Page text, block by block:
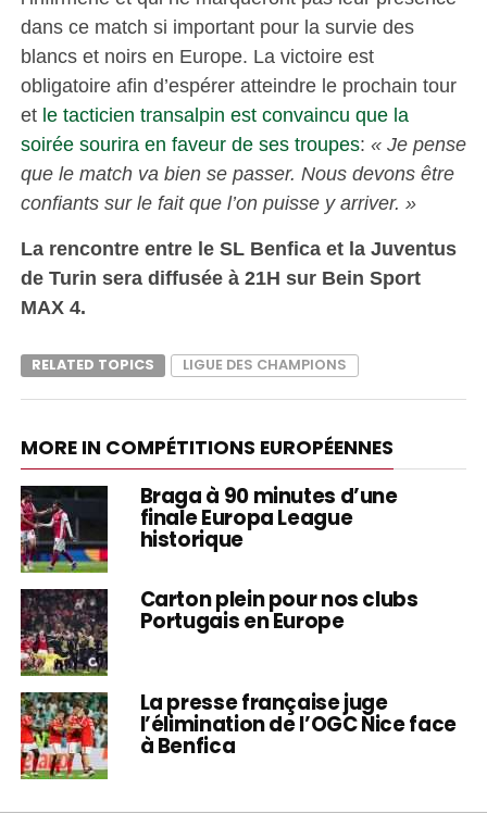
dans ce match si important pour la survie des
blancs et noirs en Europe. La victoire est
obligatoire afin d’espérer atteindre le prochain tour
et le tacticien transalpin est convaincu que la
soirée sourira en faveur de ses troupes: « Je pense
que le match va bien se passer. Nous devons être
confiants sur le fait que l’on puisse y arriver. »
La rencontre entre le SL Benfica et la Juventus
de Turin sera diffusée à 21H sur Bein Sport
MAX 4.
RELATED TOPICS LIGUE DES CHAMPIONS
MORE IN COMPÉTITIONS EUROPÉENNES
Braga à 90 minutes d’une
finale Europa League
historique
Carton plein pour nos clubs
Portugais en Europe
La presse française juge
l’élimination de l’OGC Nice face
à Benfica